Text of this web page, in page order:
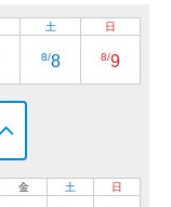
土
8/8
日
8/9
金 土 日